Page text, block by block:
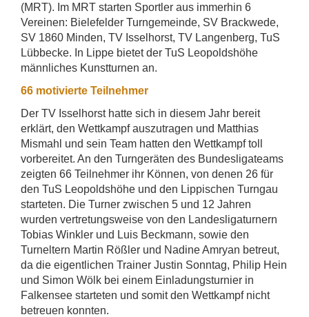
(MRT). Im MRT starten Sportler aus immerhin 6
Vereinen: Bielefelder Turngemeinde, SV Brackwede,
SV 1860 Minden, TV Isselhorst, TV Langenberg, TuS
Lübbecke. In Lippe bietet der TuS Leopoldshöhe
männliches Kunstturnen an.
66 motivierte Teilnehmer
Der TV Isselhorst hatte sich in diesem Jahr bereit
erklärt, den Wettkampf auszutragen und Matthias
Mismahl und sein Team hatten den Wettkampf toll
vorbereitet. An den Turngeräten des Bundesligateams
zeigten 66 Teilnehmer ihr Können, von denen 26 für
den TuS Leopoldshöhe und den Lippischen Turngau
starteten. Die Turner zwischen 5 und 12 Jahren
wurden vertretungsweise von den Landesligaturnern
Tobias Winkler und Luis Beckmann, sowie den
Turneltern Martin Rößler und Nadine Amryan betreut,
da die eigentlichen Trainer Justin Sonntag, Philip Hein
und Simon Wölk bei einem Einladungsturnier in
Falkensee starteten und somit den Wettkampf nicht
betreuen konnten.